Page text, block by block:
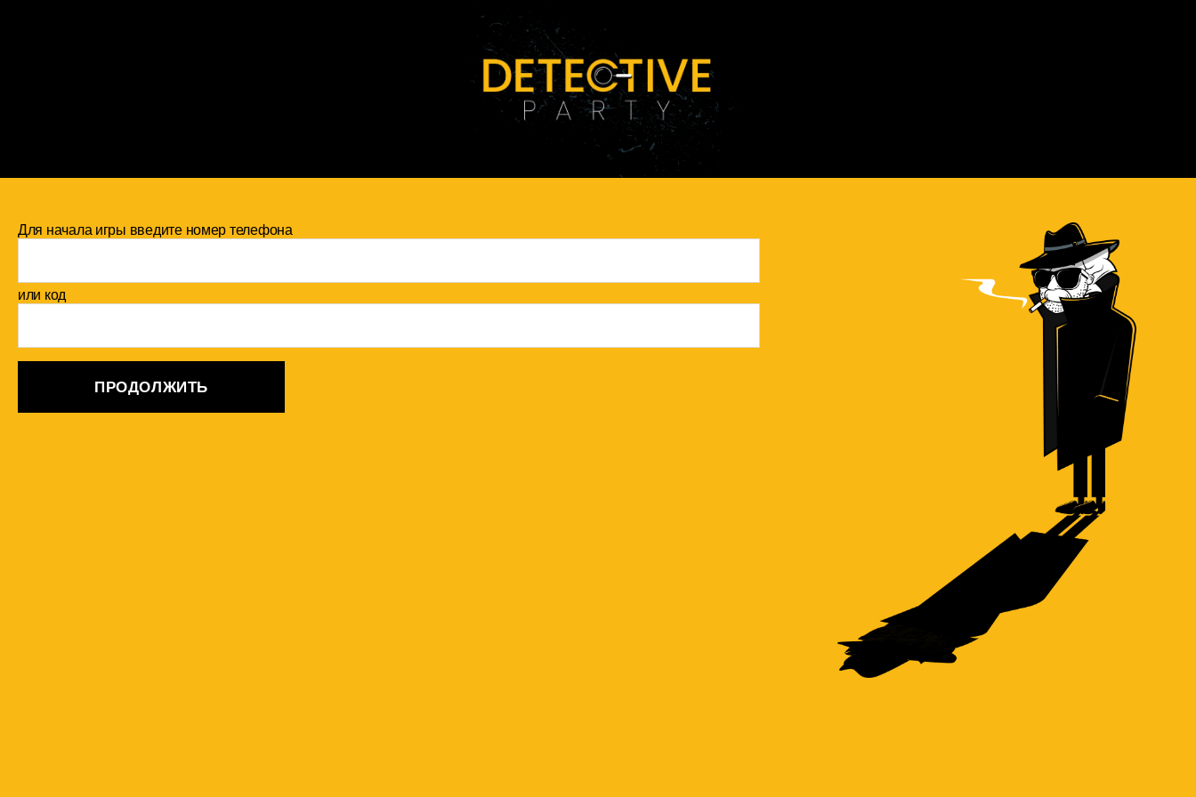
Для начала игры введите номер телефона
или код
ПРОДОЛЖИТЬ